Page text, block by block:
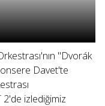
"Dvorák
Davet'te
izlediğimiz